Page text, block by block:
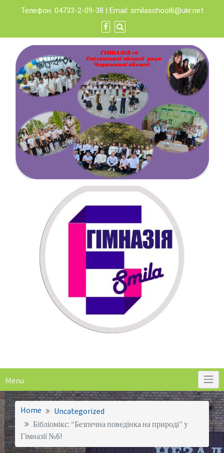
content
Телефон: 04733-2-09-38 | Email: smilaschool6@ukr.net
Menu
Home
Uncategorized
Бібліомікс: “Безпечна поведінка на природі” у
Гімназії №6!